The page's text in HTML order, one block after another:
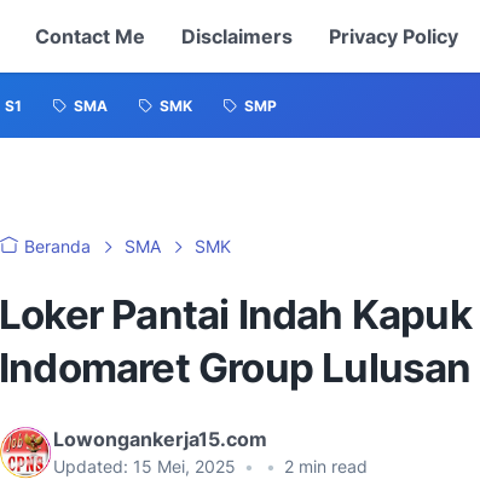
Contact Me Disclaimers Privacy Policy
S1 SMA SMK SMP
Beranda SMA SMK
Loker Pantai Indah
Indomaret Group Lulusan
Lowongankerja15.com
Updated: 15 Mei, 2025 • • 2 min read